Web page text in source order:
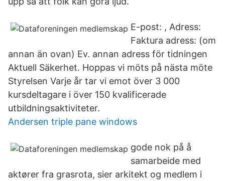
E-post: , Adress:
Faktura adress: (om
annan än ovan) Ev. annan adress för tidningen
Aktuell Säkerhet. Hoppas vi möts på nästa möte
Styrelsen Varje år tar vi emot över 3 000
kursdeltagare i över 150 kvalificerade
utbildningsaktiviteter.
Andersen triple pane windows
gode nok på å
samarbeide med
aktører fra grasrota, sier arkitekt og medlem i